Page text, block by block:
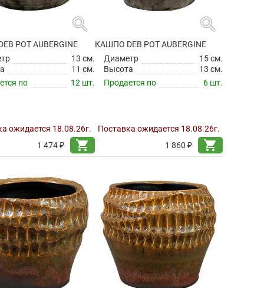
search
POT AUBERGINE
13 см.
11 см.
по
12 шт.
ожидается 18.08.26г.
1 474 ₽
shopping_cart
search
КАШПО DEB POT AUBERGINE
Диаметр
15 см.
Высота
13 см.
Продается по
6 шт.
Поставка ожидается 18.08.26г.
1 860 ₽
shopping_cart